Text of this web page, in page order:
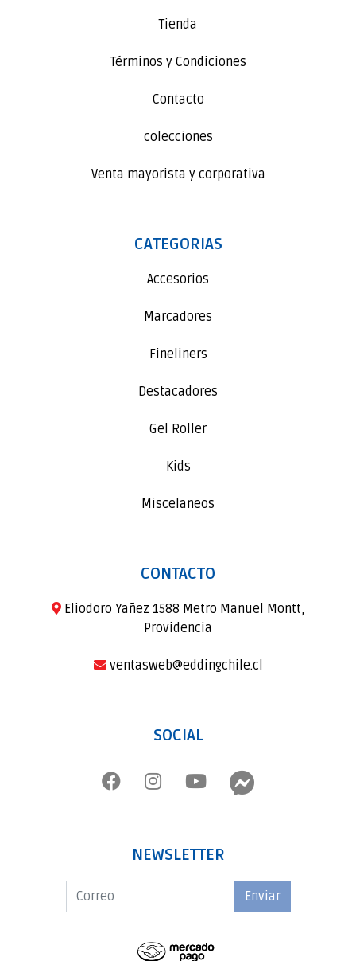
Tienda
Términos y Condiciones
Contacto
colecciones
Venta mayorista y corporativa
CATEGORIAS
Accesorios
Marcadores
Fineliners
Destacadores
Gel Roller
Kids
Miscelaneos
CONTACTO
Eliodoro Yañez 1588 Metro Manuel Montt,
Providencia
ventasweb@eddingchile.cl
SOCIAL
NEWSLETTER
Enviar